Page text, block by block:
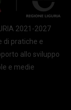
2021-2027
di pratiche e
allo sviluppo
e medie